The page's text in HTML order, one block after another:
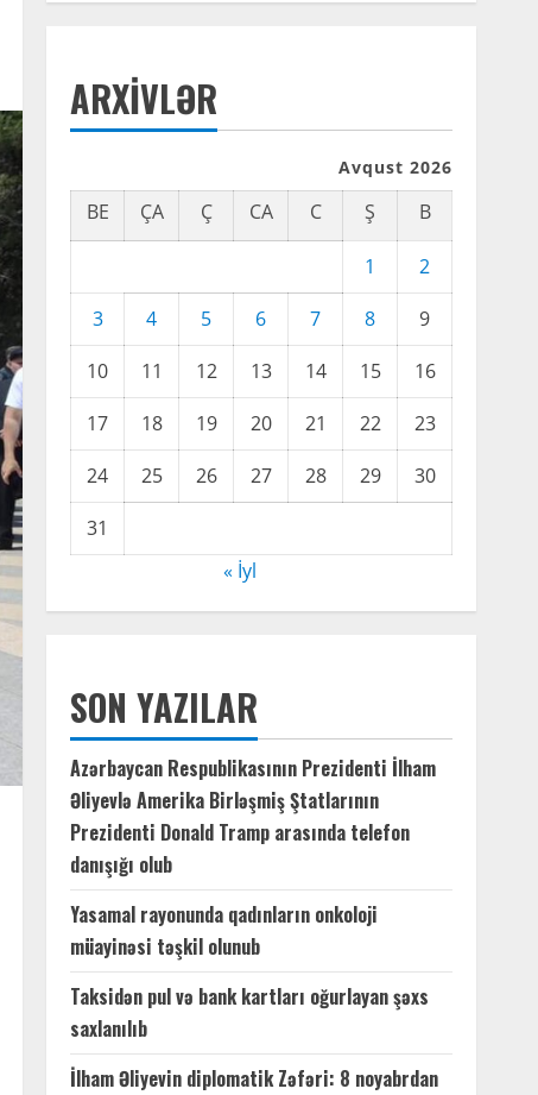
ARXIVLƏR
Avqust 2026
BE ÇA Ç CA C Ş B
1
2
3
4 5 6 7 8
9
10
11 12 13 14 15
16
17
18 19 20 21 22
23
24
25 26 27 28 29
30
31
« İyl
SON YAZILAR
Azərbaycan Respublikasının Prezidenti İlham
Əliyevlə Amerika Birləşmiş Ştatlarının
Prezidenti Donald Tramp arasında telefon
danışığı olub
Yasamal rayonunda qadınların onkoloji
müayinəsi təşkil olunub
Taksidən pul və bank kartları oğurlayan şəxs
saxlanılıb
İlham Əliyevin diplomatik Zəfəri: 8 noyabrdan